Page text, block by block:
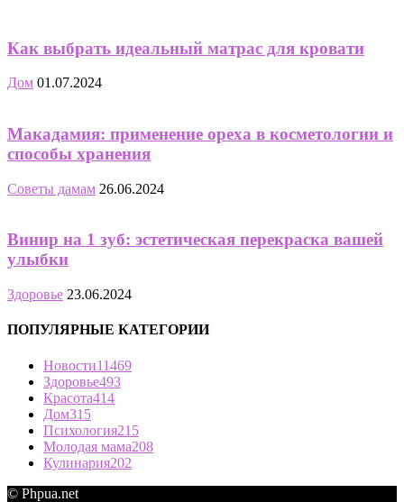
Как выбрать идеальный матрас для кровати
Дом 01.07.2024
Макадамия: применение ореха в косметологии и
способы хранения
Советы дамам 26.06.2024
Винир на 1 зуб: эстетическая перекраска вашей
улыбки
Здоровье 23.06.2024
ПОПУЛЯРНЫЕ КАТЕГОРИИ
Новости11469
Здоровье493
Красота414
Дом315
Психология215
Молодая мама208
Кулинария202
© Phpua.net